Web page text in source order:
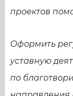
проектов
Оформить
уставную
по